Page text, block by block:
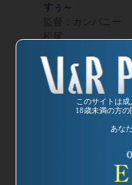
このサイトは成
18歳未満の方の
あな
すぅ～
監督：カンパニー
松尾